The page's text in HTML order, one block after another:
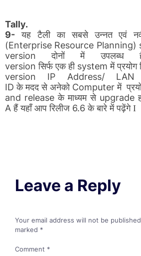
Tally.
9-
यह टैली का सबसे उन्नत एवं
(Enterprise Resource Planning)
versionदोनों में उपलब्ध
versionसिर्फ एक हीsystemमें प्रयोग
version IP Address/
IDके मदद से अनेकोComputerमें
and releaseके माध्यम सेupgrade
Aहैं यहाँ आप रिलीज 6.6के बारे में पढ़ेंगे I
Leave a Reply
Your email address will not be
marked *
Comment *